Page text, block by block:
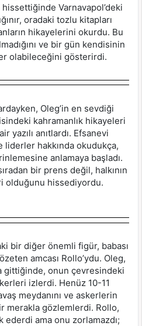
Varnavapol’deki
oradaki tozlu kitapları
hikayelerini okurdu. Bu
ve bir gün kendisinin
olabileceğini gösterirdi.
Oleg’in en sevdiği
kahramanlık hikayeleri
yazılı anıtlardı. Efsanevi
liderler hakkında okudukça,
anlamaya başladı.
bir prens değil, halkının
olduğunu hissediyordu.
bir diğer önemli figür, babası
amcası Rollo’ydu. Oleg,
gittiğinde, onun çevresindeki
izlerdi. Henüz 10-11
meydanını ve askerlerin
merakla gözlemlerdi. Rollo,
ama onu zorlamazdı;